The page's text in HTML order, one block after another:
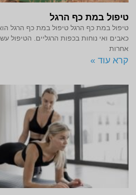
טיפול במת כף הרגל
טיפול במת כף הרגל טיפול במת כף הרגל
כאבים ואי נוחות בכפות הרגליים. הטיפול
אחרות
קרא עוד »